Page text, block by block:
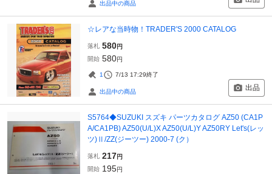
出品中の商品
☆レアな当時物！TRADER'S 2000 CATALOG
落札 580円
開始 580円
1 7/13 17:29終了
出品中の商品 出品
S5764◆SUZUKI スズキ パーツカタログ AZ50 (CA1P
A/CA1PB) AZ50(U/L)X AZ50(U/L)Y AZ50RY Let's(レッ
ツ)Ⅱ/ZZ(ジーツー) 2000-7 (ク）
落札 217円
開始 195円